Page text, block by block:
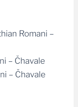
Romani –
– Čhavale
– Čhavale